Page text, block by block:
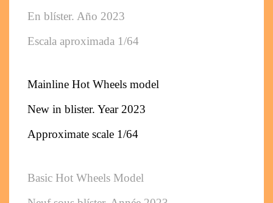
En blíster. Año 2023
Escala aproximada 1/64
Mainline Hot Wheels model
New in blister. Year 2023
Approximate scale 1/64
Basic Hot Wheels Model